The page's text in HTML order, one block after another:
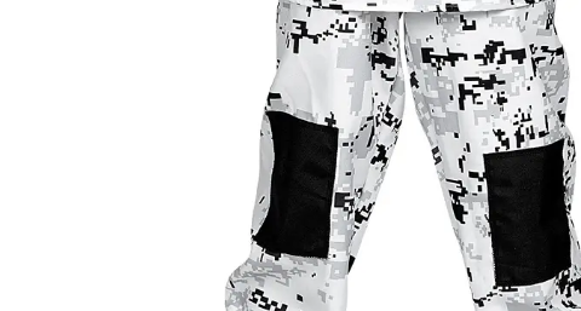
Egyéb
Anyaga 100
Nem
tartani. A
átvállalni.
jelmezek
harisnya,
kalapok,
korona,
termék
vonatkozik!